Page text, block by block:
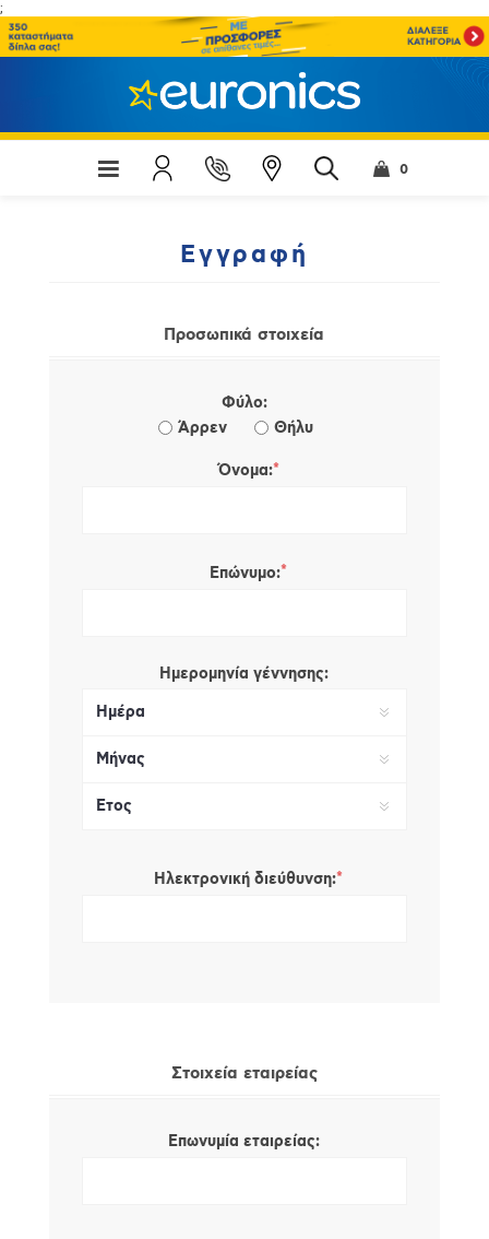
;
0
Εγγραφή
Προσωπικά στοιχεία
Φύλο:
Άρρεν
Θήλυ
Όνομα:*
Επώνυμο:*
Ημερομηνία γέννησης:
Ηλεκτρονική διεύθυνση:*
Στοιχεία εταιρείας
Επωνυμία εταιρείας: